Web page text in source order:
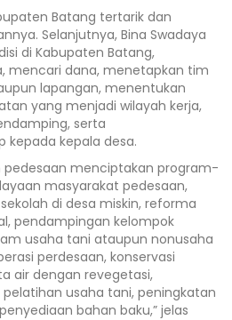
Batang tertarik dan
Selanjutnya, Bina Swadaya
di Kabupaten Batang,
mencari dana, menetapkan tim
lapangan, menentukan
yang menjadi wilayah kerja,
serta
kepada kepala desa.
pedesaan menciptakan program-
masyarakat pedesaan,
di desa miskin, reforma
pendampingan kelompok
usaha tani ataupun nonusaha
perdesaan, konservasi
air dengan revegetasi,
usaha tani, peningkatan
bahan baku,” jelas